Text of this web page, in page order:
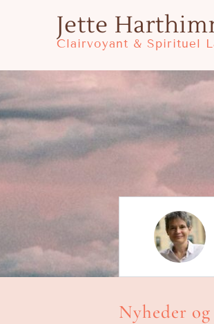
Jette
Clairvoyant & Spirituel
Nyheder